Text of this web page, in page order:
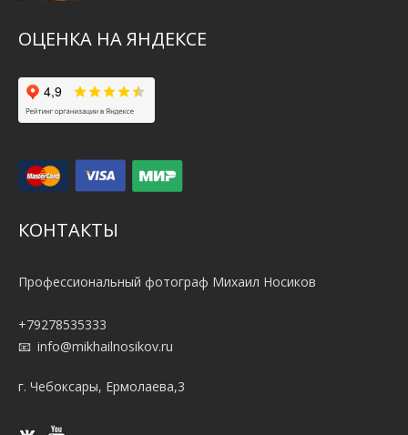
ОЦЕНКА НА ЯНДЕКСЕ
КОНТАКТЫ
Профессиональный фотограф Михаил Носиков
+79278535333
info@mikhailnosikov.ru
г. Чебоксары, Ермолаева,3